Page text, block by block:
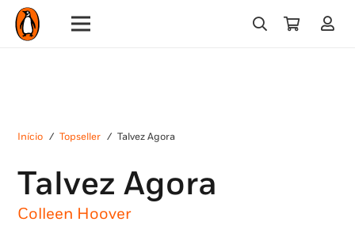
Início / Topseller / Talvez Agora
Talvez Agora
Colleen Hoover